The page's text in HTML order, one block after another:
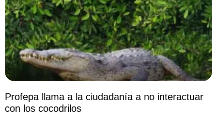
Profepa llama a la ciudadanía a no interactuar
con los cocodrilos